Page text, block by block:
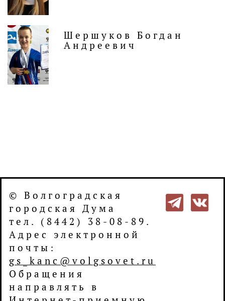
Шершуков Богдан
Андреевич
© Волгоградская
городская Дума
тел. (8442) 38-08-89.
Адрес электронной
почты:
gs_kanc@volgsovet.ru
Обращения
направлять в